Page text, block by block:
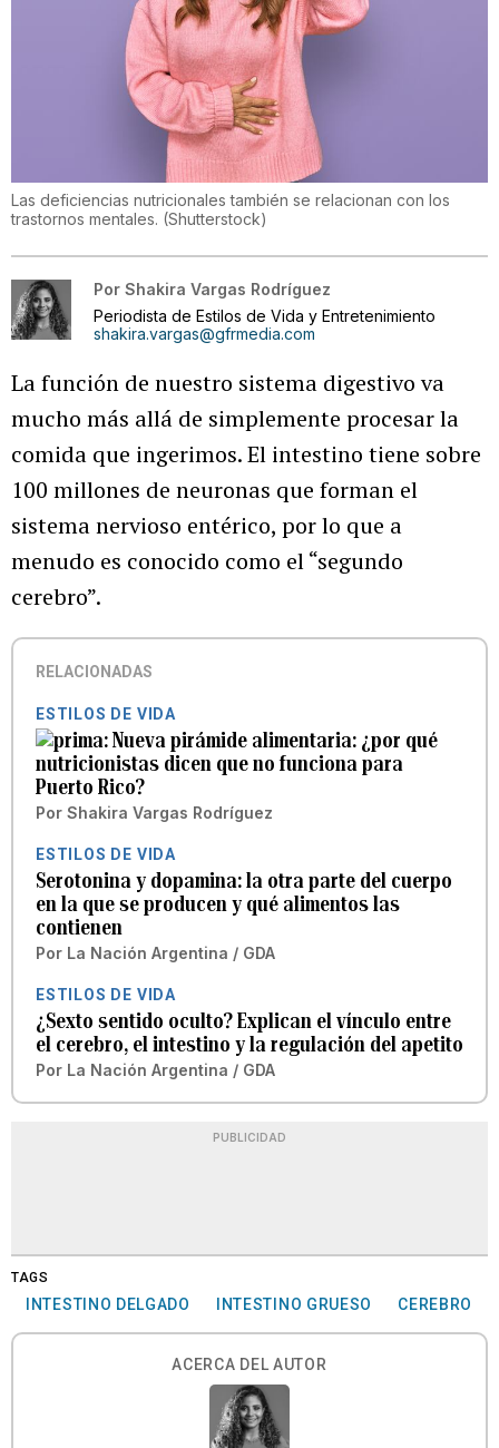
Las deficiencias nutricionales también se relacionan con los
trastornos mentales. (Shutterstock)
Por Shakira Vargas Rodríguez
Periodista de Estilos de Vida y Entretenimiento
shakira.vargas@gfrmedia.com
La función de nuestro sistema digestivo va
mucho más allá de simplemente procesar la
comida que ingerimos. El intestino tiene sobre
100 millones de neuronas que forman el
sistema nervioso entérico, por lo que a
menudo es conocido como el “segundo
cerebro”.
RELACIONADAS
ESTILOS DE VIDA
Nueva pirámide alimentaria: ¿por qué
nutricionistas dicen que no funciona para
Puerto Rico?
Por Shakira Vargas Rodríguez
ESTILOS DE VIDA
Serotonina y dopamina: la otra parte del cuerpo
en la que se producen y qué alimentos las
contienen
Por La Nación Argentina / GDA
ESTILOS DE VIDA
¿Sexto sentido oculto? Explican el vínculo entre
el cerebro, el intestino y la regulación del apetito
Por La Nación Argentina / GDA
PUBLICIDAD
TAGS
INTESTINO DELGADO INTESTINO GRUESO CEREBRO
ACERCA DEL AUTOR